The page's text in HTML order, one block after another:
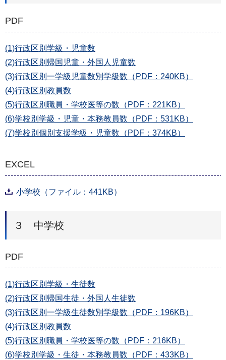
PDF
(1)行政区別学級・児童数
(2)行政区別帰国児童・外国人児童数
(3)行政区別一学級児童数別学級数（PDF：240KB）
(4)行政区別教員数
(5)行政区別職員・学校医等の数（PDF：221KB）
(6)学校別学級・児童・本務教員数（PDF：531KB）
(7)学校別個別支援学級・児童数（PDF：374KB）
EXCEL
小学校（ファイル：441KB）
３ 中学校
PDF
(1)行政区別学級・生徒数
(2)行政区別帰国生徒・外国人生徒数
(3)行政区別一学級生徒数別学級数（PDF：196KB）
(4)行政区別教員数
(5)行政区別職員・学校医等の数（PDF：216KB）
(6)学校別学級・生徒・本務教員数（PDF：433KB）